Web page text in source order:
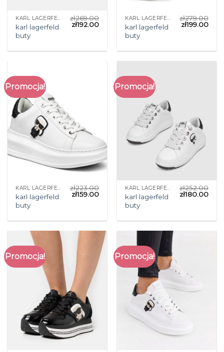
KARL LAGERFELD BUTY
karl lagerfeld
buty
zł269.00
zł192.00
KARL LAGERFELD BUTY
karl lagerfeld
buty
zł279.00
zł199.00
Promocja!
KARL LAGERFELD BUTY
karl lagerfeld
buty
zł223.00
zł159.00
Promocja!
KARL LAGERFELD BUTY
karl lagerfeld
buty
zł252.00
zł180.00
Promocja! Promocja!